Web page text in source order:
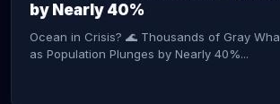
by Nearly 40%
Ocean in Crisis? 🌊 Thousands of Gray
as Population Plunges by Nearly 40%...